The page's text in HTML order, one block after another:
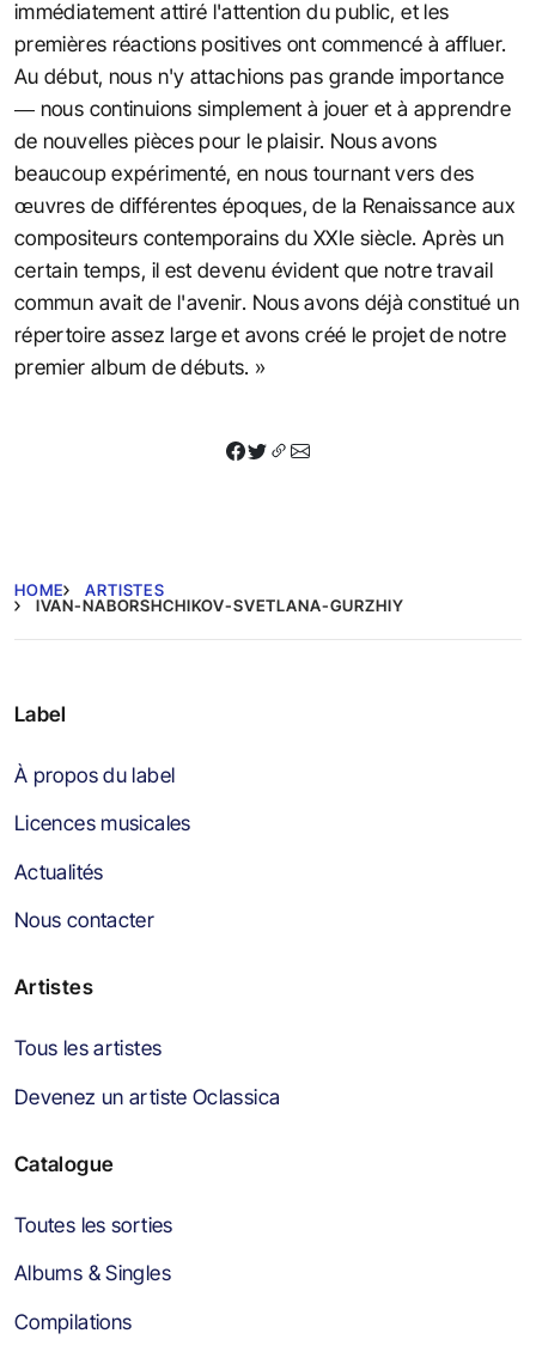
immédiatement attiré l'attention du public, et les
premières réactions positives ont commencé à affluer.
Au début, nous n'y attachions pas grande importance
— nous continuions simplement à jouer et à apprendre
de nouvelles pièces pour le plaisir. Nous avons
beaucoup expérimenté, en nous tournant vers des
œuvres de différentes époques, de la Renaissance aux
compositeurs contemporains du XXIe siècle. Après un
certain temps, il est devenu évident que notre travail
commun avait de l'avenir. Nous avons déjà constitué un
répertoire assez large et avons créé le projet de notre
premier album de débuts. »
HOME
ARTISTES
IVAN-NABORSHCHIKOV-SVETLANA-GURZHIY
Label
À propos du label
Licences musicales
Actualités
Nous contacter
Artistes
Tous les artistes
Devenez un artiste Oclassica
Catalogue
Toutes les sorties
Albums & Singles
Compilations